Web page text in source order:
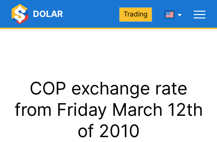
DOLAR Trading
COP exchange rate
from Friday March 12th
of 2010